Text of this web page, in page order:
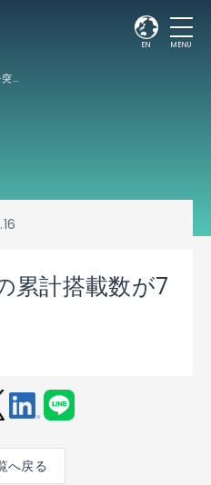
EN MENU
累計搭載数が7
edin
へ戻る